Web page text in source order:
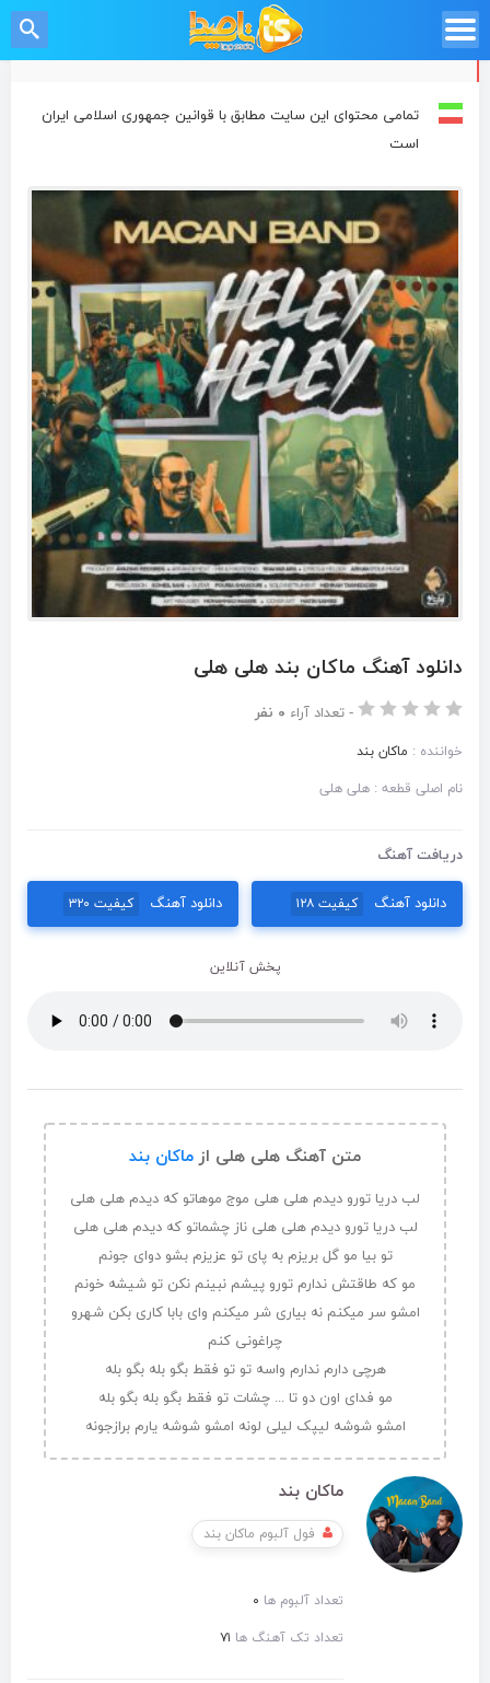
تمامی محتوای این سایت مطابق با قوانین جمهوری اسلامی ایران
است
دانلود آهنگ ماکان بند هلی هلی
- تعداد آراء ۰ نفر
خواننده : ماکان بند
نام اصلی قطعه : هلی هلی
دریافت آهنگ
دانلود آهنگ کیفیت ۱۲۸ دانلود آهنگ کیفیت ۳۲۰
پخش آنلاین
متن آهنگ هلی هلی از ماکان بند
لب دریا تورو دیدم هلی هلی موج موهاتو که دیدم هلی هلی
لب دریا تورو دیدم هلی هلی ناز چشماتو که دیدم هلی هلی
تو بیا مو گل بریزم به پای تو عزیزم بشو دوای جونم
مو که طاقتش ندارم تورو پیشم نبینم نکن تو شیشه خونم
امشو سر میکنم نه بیاری شر میکنم وای بابا کاری بکن شهرو
چراغونی کنم
هرچی دارم ندارم واسه تو تو فقط بگو بله بگو بله
مو فدای اون دو تا ... چشات تو فقط بگو بله بگو بله
امشو شوشه لیپک لیلی لونه امشو شوشه یارم برازجونه
ماکان بند
فول آلبوم ماکان بند
تعداد آلبوم ها ۰
تعداد تک آهنگ ها ۷۱